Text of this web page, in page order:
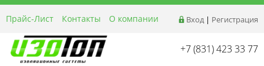
Вход | Регистрация
Прайс-Лист Контакты
О компании
Реквизиты
Доставка
Акции и Распродажи
+7 (831) 423 33 77